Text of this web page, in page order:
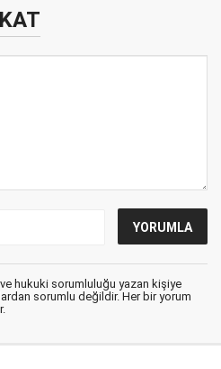
ve hukuki sorumluluğu yazan kişiye
sorumlu değildir. Her bir yorum